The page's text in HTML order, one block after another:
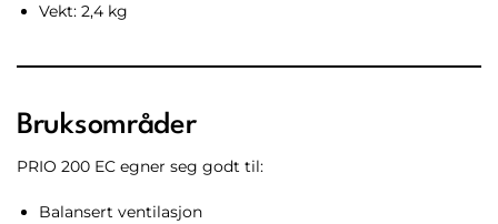
Vekt: 2,4 kg
Bruksområder
PRIO 200 EC egner seg godt til:
Balansert ventilasjon